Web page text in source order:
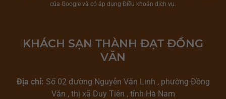
của Google và có áp dụng Điều khoản dịch vụ.
KHÁCH SẠN THÀNH ĐẠT ĐỒNG
VĂN
Địa chỉ: Số 02 đường Nguyễn Văn Linh , phường Đồng
Văn , thị xã Duy Tiên , tỉnh Hà Nam